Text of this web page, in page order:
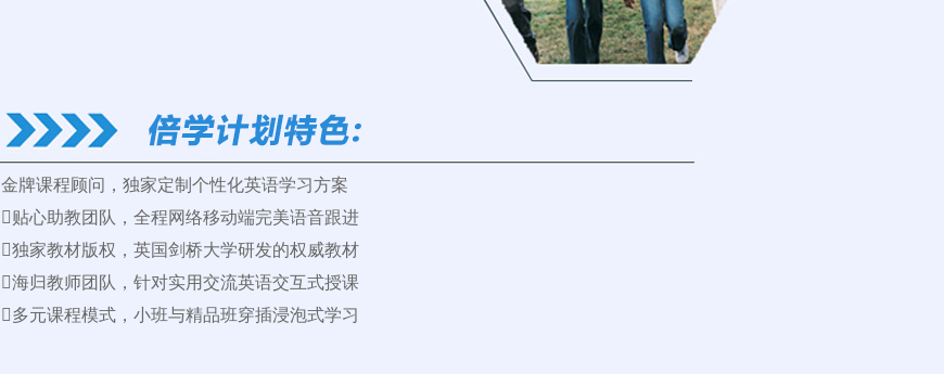
金牌课程顾问，独家定制个性化英语学习方案
️贴心助教团队，全程网络移动端完美语音跟进
️独家教材版权，英国剑桥大学研发的权威教材
️海归教师团队，针对实用交流英语交互式授课
️多元课程模式，小班与精品班穿插浸泡式学习